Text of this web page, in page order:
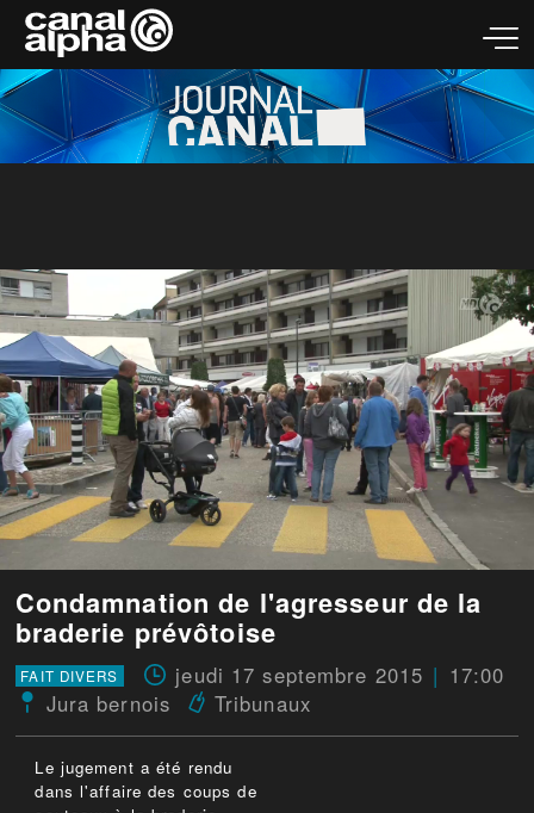
Condamnation de l'agresseur de la
braderie prévôtoise
FAIT DIVERS jeudi 17 septembre 2015
17:00
Jura bernois
Tribunaux
Le jugement a été rendu
dans l'affaire des coups de